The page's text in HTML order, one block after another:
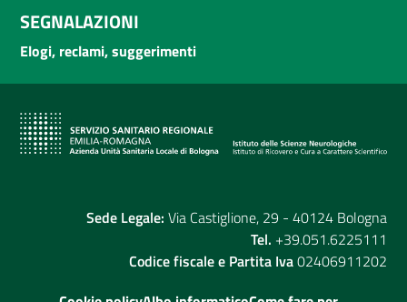
SEGNALAZIONI
Elogi, reclami, suggerimenti
Sede Legale: Via Castiglione, 29 - 40124 Bologna
Tel. +39.051.6225111
Codice fiscale e Partita Iva02406911202